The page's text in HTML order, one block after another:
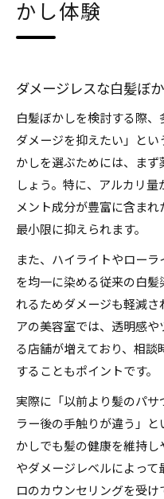
かし体験
ダメージレスな白髪ぼ
白髪ぼかしを検討する際
ダメージを抑えたい」と
かしを選ぶためには、ま
しょう。特に、アルカリ
メント成分が豊富に含ま
最小限に抑えられます。
また、ハイライトやロー
を均一に染める従来の白髪
れるためダメージも軽減さ
アの美容室では、透明感
る店舗が増えており、相
することもポイントです。
実際に「以前より髪のパ
ラー後の手触りが違う」
かしでも髪の健康を維持
やダメージレベルによっ
ロのカウンセリングを受け